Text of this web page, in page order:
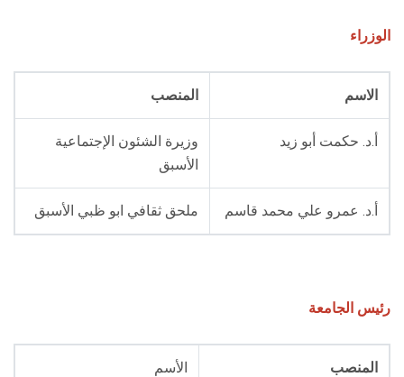
هيئة التدريس
الوزراء
الاسم المنصب
أ.د. حكمت أبو زيد
وزيرة الشئون الإجتماعية
الأسبق
أ.د. عمرو علي محمد قاسم ملحق ثقافي ابو ظبي الأسبق
رئيس الجامعة
المنصب الأسم